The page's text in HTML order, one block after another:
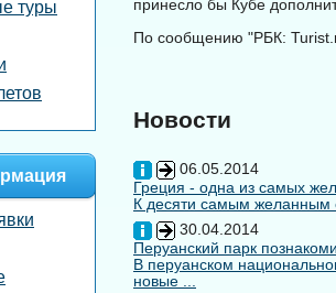
принесло бы Кубе
По сообщению "РБК:
Новости
06.05.2014
Греция - одна из самых
К десяти самым желанным
30.04.2014
Перуанский парк
В перуанском
новые ...
туры